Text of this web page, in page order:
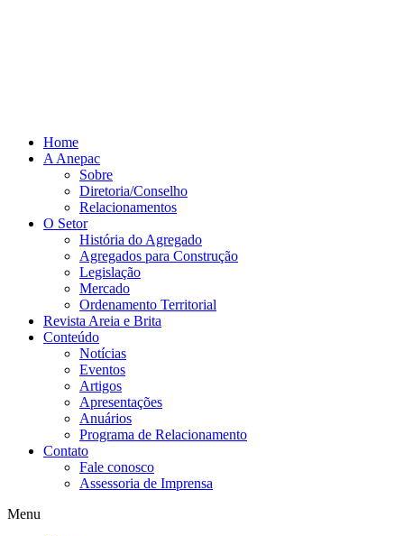
Home
A Anepac
Sobre
Diretoria/Conselho
Relacionamentos
O Setor
História do Agregado
Agregados para Construção
Legislação
Mercado
Ordenamento Territorial
Revista Areia e Brita
Conteúdo
Notícias
Eventos
Artigos
Apresentações
Anuários
Programa de Relacionamento
Contato
Fale conosco
Assessoria de Imprensa
Menu